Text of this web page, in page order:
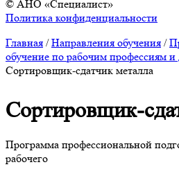
© АНО «Специалист»
Политика конфиденциальности
Главная / Направления обучения /
обучение по рабочим профессиям
Сортировщик-сдатчик металла
Сортировщик-
Программа профессиональной
рабочего